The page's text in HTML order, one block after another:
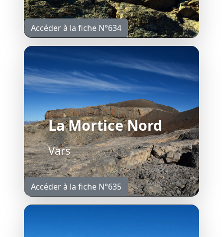
Accéder à la fiche N°634
La Mortice Nord
Vars
Accéder à la fiche N°635